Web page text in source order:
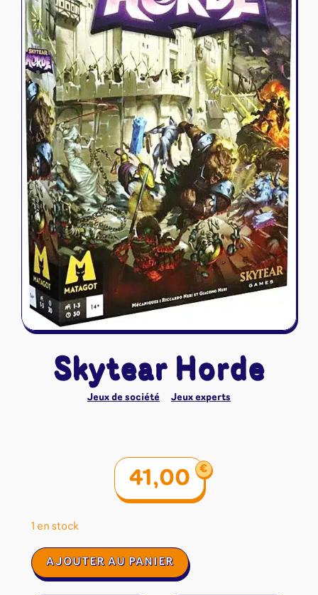
Naruto Mythos
Autres
Tapis de jeu
Skytear Horde
Jeux de société Jeux experts
41,00 €
1 en stock
quantité
de
AJOUTER AU PANIER